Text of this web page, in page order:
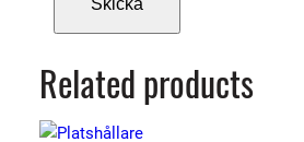
Related products